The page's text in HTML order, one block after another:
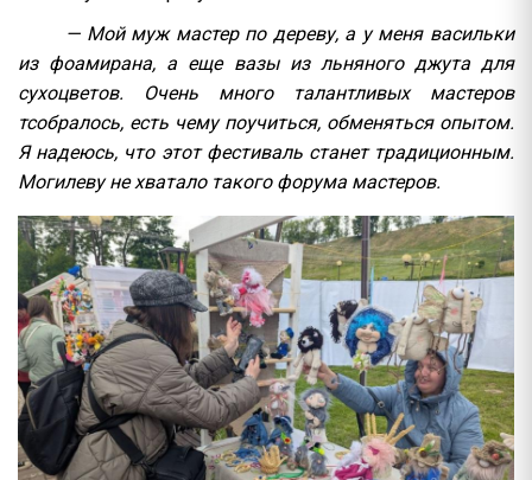
— Мой муж мастер по дереву, а у меня васильки
из фоамирана, а еще вазы из льняного джута для
сухоцветов. Очень много талантливых мастеров
тсобралось, есть чему поучиться, обменяться опытом.
Я надеюсь, что этот фестиваль станет традиционным.
Могилеву не хватало такого форума мастеров.